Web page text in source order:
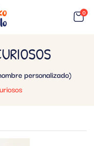
0
personalizado)